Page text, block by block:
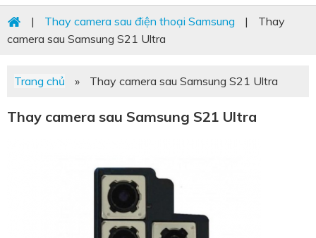
| Thay camera sau điện thoại Samsung |
Thay
camera sau Samsung S21 Ultra
Trang chủ » Thay camera sau Samsung S21 Ultra
Thay camera sau Samsung S21 Ultra